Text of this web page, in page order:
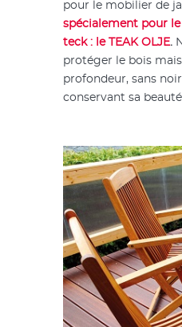
pour le mobilier de
spécialement pour
teck : le TEAK OLJE.
protéger le bois
profondeur, sans
conservant sa